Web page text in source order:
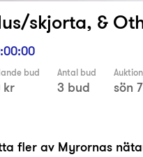
skjorta, &
bud
kr
Antal bud
3 bud sön
fler av Myrornas